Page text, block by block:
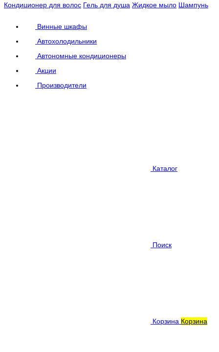
Кондиционер для волос Гель для душа Жидкое мыло Шампунь
Винные шкафы
Автохолодильники
Автономные кондиционеры
Акции
Производители
Каталог
Поиск
Корзина Корзина